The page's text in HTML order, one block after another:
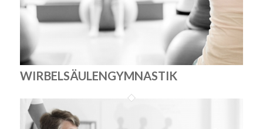
WIRBELSÄULENGYMNASTIK